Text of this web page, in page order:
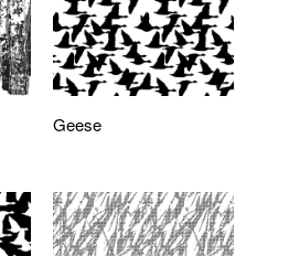
Geese